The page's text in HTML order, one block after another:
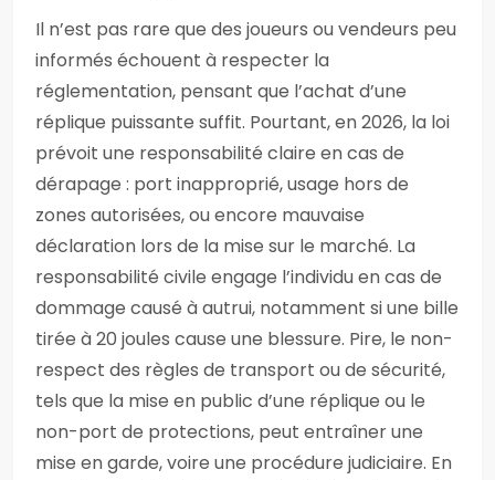
Il n’est pas rare que des joueurs ou vendeurs peu
informés échouent à respecter la
réglementation, pensant que l’achat d’une
réplique puissante suffit. Pourtant, en 2026, la loi
prévoit une responsabilité claire en cas de
dérapage : port inapproprié, usage hors de
zones autorisées, ou encore mauvaise
déclaration lors de la mise sur le marché. La
responsabilité civile engage l’individu en cas de
dommage causé à autrui, notamment si une bille
tirée à 20 joules cause une blessure. Pire, le non-
respect des règles de transport ou de sécurité,
tels que la mise en public d’une réplique ou le
non-port de protections, peut entraîner une
mise en garde, voire une procédure judiciaire. En